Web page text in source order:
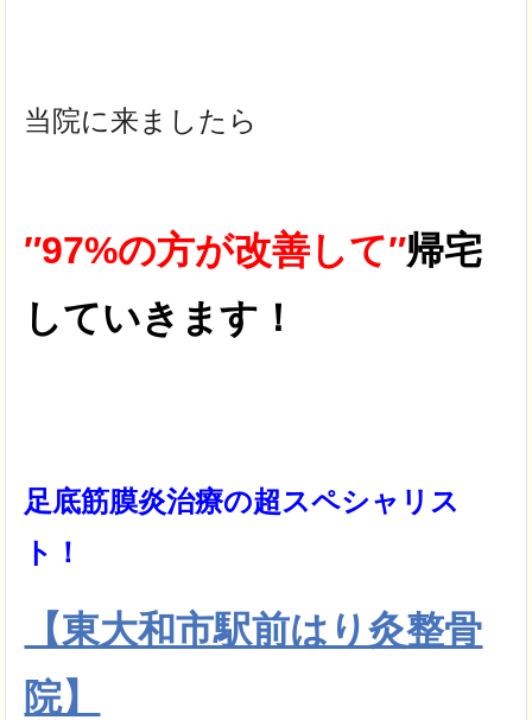
当院に来ましたら
″97%の方が改善して″帰宅
していきます！
足底筋膜炎治療の超スペシャリス
ト！
【東大和市駅前はり灸整骨
院】